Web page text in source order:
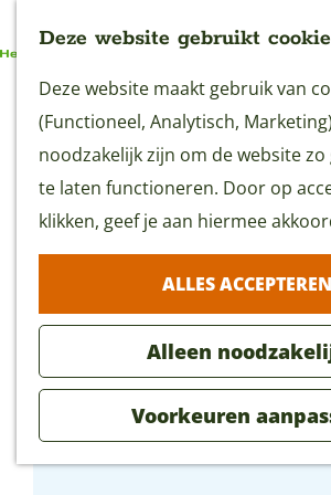
Deze website gebruikt
Deze website maakt gebruik van
(Functioneel, Analytisch,
noodzakelijk zijn om de website
te laten functioneren. Door op
klikken, geef je aan hiermee
ALLES ACCEPTEREN
Alleen
Voorkeuren
Het Touwmuseum